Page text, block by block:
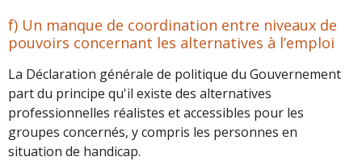
f) Un manque de coordination entre niveaux de
pouvoirs concernant les alternatives à l’emploi
La Déclaration générale de politique du Gouvernement
part du principe qu'il existe des alternatives
professionnelles réalistes et accessibles pour les
groupes concernés, y compris les personnes en
situation de handicap.